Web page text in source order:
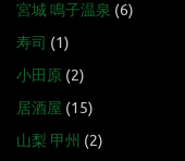
宮城 鳴子温泉 (6)
寿司 (1)
小田原 (2)
居酒屋 (15)
山梨 甲州 (2)